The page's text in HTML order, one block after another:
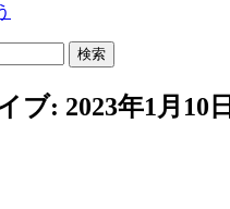
ブ: 2023年1月10日